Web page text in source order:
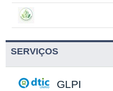
SERVIÇOS
GLPI